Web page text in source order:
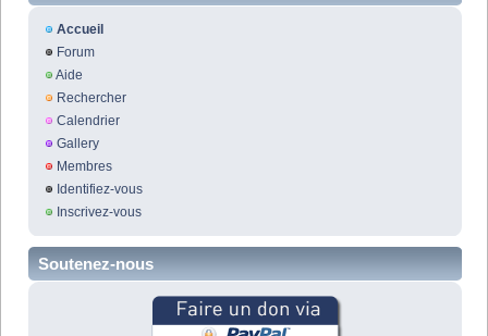
Accueil
Forum
Aide
Rechercher
Calendrier
Gallery
Membres
Identifiez-vous
Inscrivez-vous
Soutenez-nous